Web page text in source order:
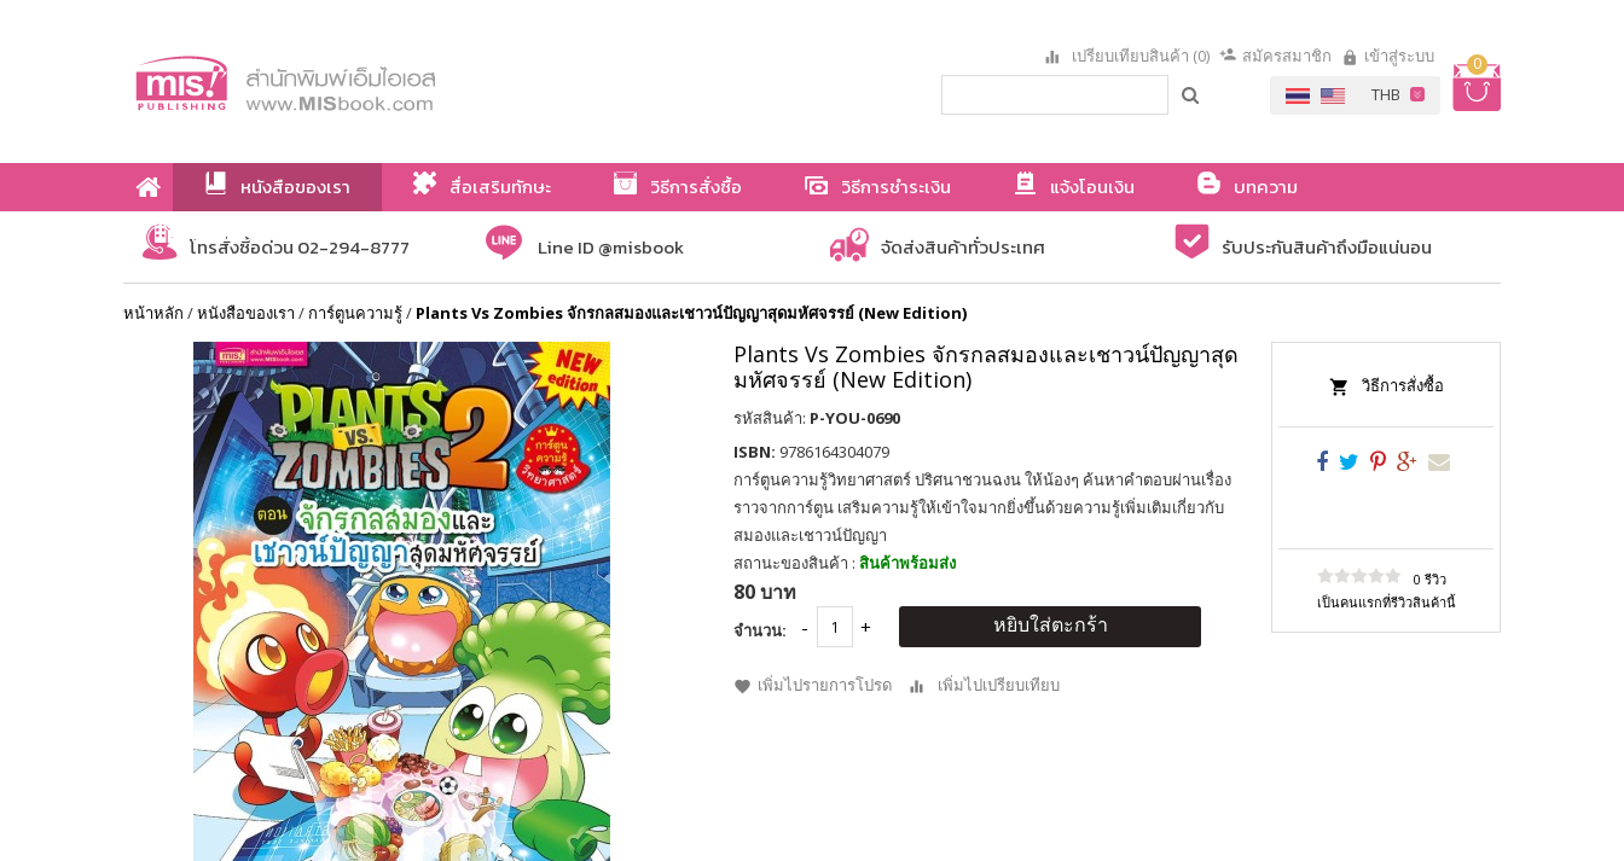
0
เปรียบเทียบสินค้า (0) สมัครสมาชิก เข้าสู่ระบบ
หนังสือของเรา สื่อเสริมทักษะ วิธีการสั่งซื้อ วิธีการชำระเงิน แจ้งโอนเงิน
บทความ
เกี่ยวกับเรา
โทรสั่งซื้อด่วน 02-294-8777 Line ID @misbook จัดส่งสินค้าทั่วประเทศ รับประกันสินค้าถึงมือแน่นอน
หน้าหลัก /หนังสือของเรา / การ์ตูนความรู้/ Plants Vs Zombies จักรกลสมองและเชาวน์ปัญญาสุดมหัศจรรย์ (New Edition)
Plants Vs Zombies จักรกลสมองและเชาวน์ปัญญาสุด
มหัศจรรย์ (New Edition)
รหัสสินค้า: P-YOU-0690
ISBN: 9786164304079
การ์ตูนความรู้วิทยาศาสตร์ ปริศนาชวนฉงน ให้น้องๆ ค้นหาคำตอบผ่านเรื่อง
ราวจากการ์ตูน เสริมความรู้ให้เข้าใจมากยิ่งขึ้นด้วยความรู้เพิ่มเติมเกี่ยวกับ
สมองและเชาวน์ปัญญา
สถานะของสินค้า : สินค้าพร้อมส่ง
80 บาท
จำนวน: หยิบใส่ตะกร้า
เพิ่มไปรายการโปรด เพิ่มไปเปรียบเทียบ
วิธีการสั่งซื้อ
0 รีวิว
เป็นคนแรกที่รีวิวสินค้านี้